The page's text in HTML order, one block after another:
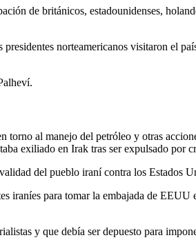
de británicos, estadounidenses,
norteamericanos visitaron el
torno al manejo del petróleo y otras
exiliado en Irak tras ser expulsado por
del pueblo iraní contra los Estados
para tomar la embajada de EEUU
y que debía ser depuesto para